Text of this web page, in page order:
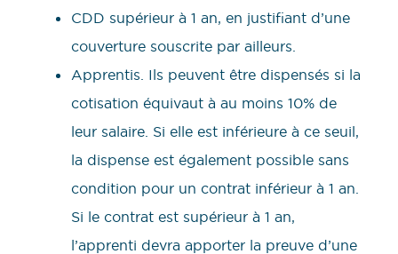
CDD supérieur à 1 an, en justifiant d’une
couverture souscrite par ailleurs.
Apprentis. Ils peuvent être dispensés si la
cotisation équivaut à au moins 10% de
leur salaire. Si elle est inférieure à ce seuil,
la dispense est également possible sans
condition pour un contrat inférieur à 1 an.
Si le contrat est supérieur à 1 an,
l’apprenti devra apporter la preuve d’une